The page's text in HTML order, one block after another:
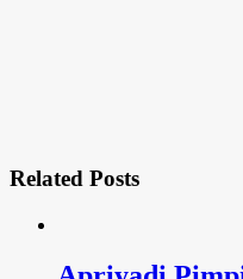
Related Posts